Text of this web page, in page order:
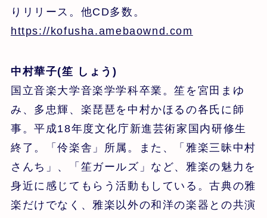
りリリース。他CD多数。
https://kofusha.amebaownd.com
中村華子(笙 しょう)
国立音楽大学音楽学学科卒業。笙を宮田まゆ
み、多忠輝、楽琵琶を中村かほるの各氏に師
事。平成18年度文化庁新進芸術家国内研修生
終了。「伶楽舎」所属。また、「雅楽三昧中村
さんち」、「笙ガールズ」など、雅楽の魅力を
身近に感じてもらう活動もしている。古典の雅
楽だけでなく、雅楽以外の和洋の楽器との共演